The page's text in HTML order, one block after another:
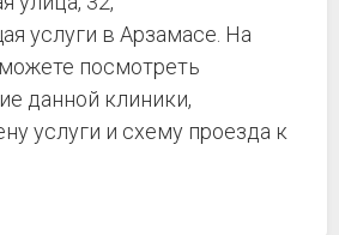
услуги в Арзамасе. На
посмотреть
данной клиники,
услуги и схему проезда к